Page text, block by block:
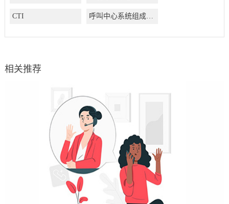
CTI 呼叫中心系统组成结构有哪些
相关推荐